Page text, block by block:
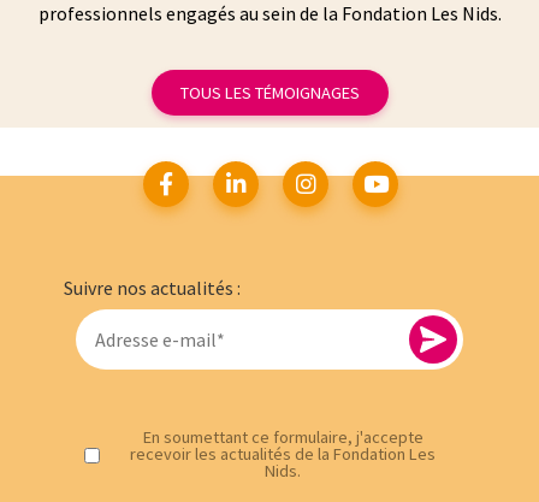
professionnels engagés au sein de la Fondation Les Nids.
TOUS LES TÉMOIGNAGES
Suivre nos actualités :
En soumettant ce formulaire, j'accepte
recevoir les actualités de la Fondation Les
Nids.